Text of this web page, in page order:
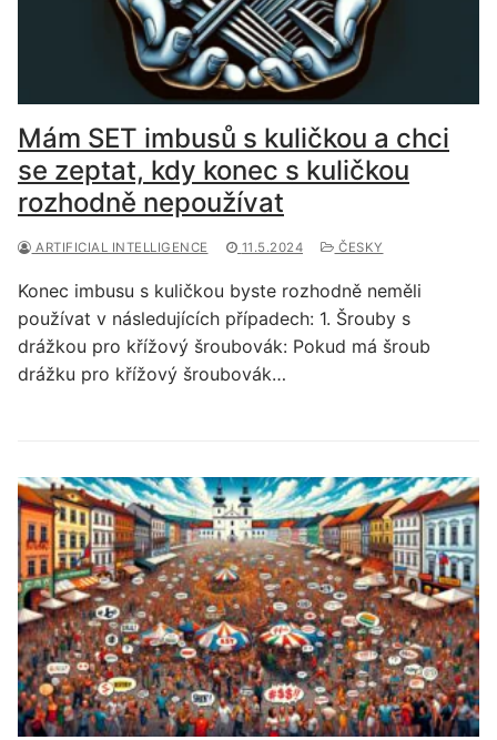
Mám SET imbusů s kuličkou a chci
se zeptat, kdy konec s kuličkou
rozhodně nepoužívat
ARTIFICIAL INTELLIGENCE 11.5.2024 ČESKY
Konec imbusu s kuličkou byste rozhodně neměli
používat v následujících případech: 1. Šrouby s
drážkou pro křížový šroubovák: Pokud má šroub
drážku pro křížový šroubovák…